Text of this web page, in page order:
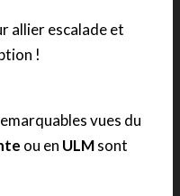
allier escalade et
!
vues du
ou en ULMsont